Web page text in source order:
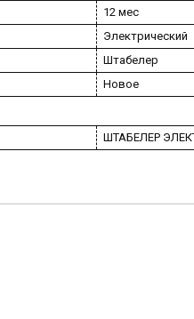
12 мес
Электрический
Штабелер
Новое
ШТАБЕЛЕР